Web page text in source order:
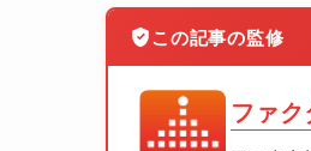
この記事の監修
ファ